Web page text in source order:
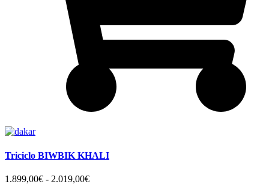
Triciclo BIWBIK KHALI
1.899,00€ - 2.019,00€Rango